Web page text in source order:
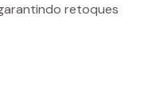
retoques